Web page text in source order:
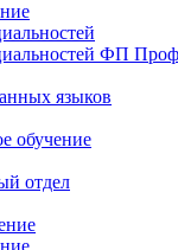
ФП
языков
обучение
отдел